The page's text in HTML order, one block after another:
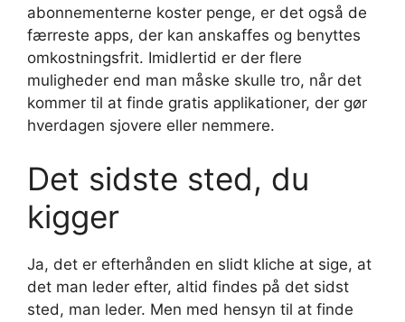
abonnementerne koster penge, er det også de
færreste apps, der kan anskaffes og benyttes
omkostningsfrit. Imidlertid er der flere
muligheder end man måske skulle tro, når det
kommer til at finde gratis applikationer, der gør
hverdagen sjovere eller nemmere.
Det sidste sted, du
kigger
Ja, det er efterhånden en slidt kliche at sige, at
det man leder efter, altid findes på det sidst
sted, man leder. Men med hensyn til at finde